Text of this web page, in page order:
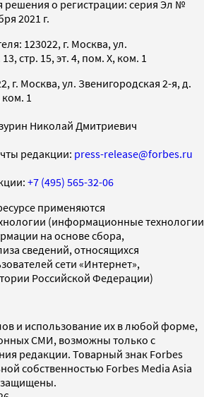
решения о регистрации: серия Эл №
2021 г.
123022, г. Москва, ул.
стр. 15, эт. 4, пом. X, ком. 1
г. Москва, ул. Звенигородская 2-я, д.
1
Николай Дмитриевич
редакции: press-release@forbes.ru
+7 (495) 565-32-06
применяются
(информационные технологии
на основе сбора,
сведений, относящихся
сети «Интернет»,
Российской Федерации)
и использование их в любой форме,
СМИ, возможны только с
редакции. Товарный знак Forbes
собственностью Forbes Media Asia
защищены.